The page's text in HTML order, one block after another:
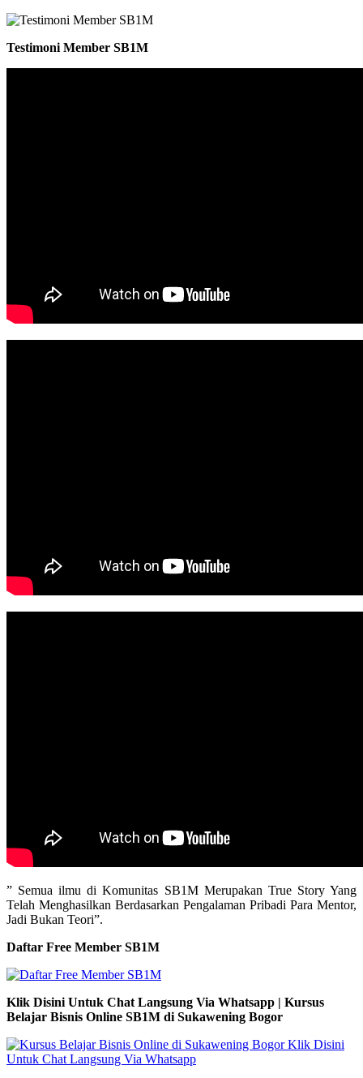
Testimoni Member SB1M
” Semua ilmu di Komunitas SB1M Merupakan True Story Yang
Telah Menghasilkan Berdasarkan Pengalaman Pribadi Para Mentor,
Jadi Bukan Teori”.
Daftar Free Member SB1M
Klik Disini Untuk Chat Langsung Via Whatsapp | Kursus
Belajar Bisnis Online SB1M di Sukawening Bogor